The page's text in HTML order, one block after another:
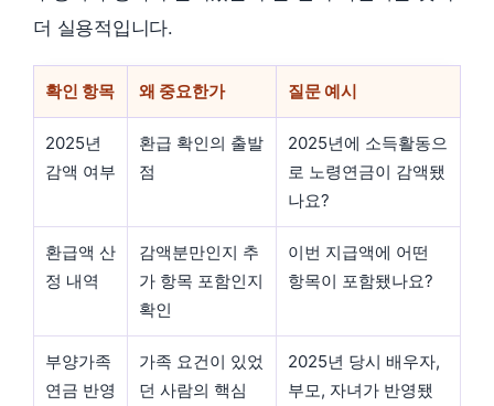
더 실용적입니다.
확인 항목 왜 중요한가 질문 예시
2025년
감액 여부
환급 확인의 출발
점
2025년에 소득활동으
로 노령연금이 감액됐
나요?
환급액 산
정 내역
감액분만인지 추
가 항목 포함인지
확인
이번 지급액에 어떤
항목이 포함됐나요?
부양가족
연금 반영
가족 요건이 있었
던 사람의 핵심
2025년 당시 배우자,
부모, 자녀가 반영됐